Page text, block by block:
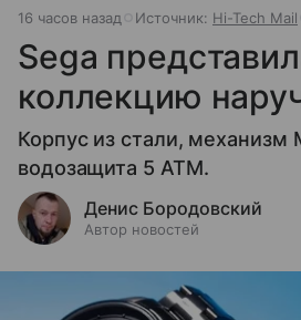
16 часов назад Источник: Hi-Tech Mail
Sega
коллекцию
Корпус из стали, механизм
водозащита 5 ATM.
Денис Бородовский
Автор новостей